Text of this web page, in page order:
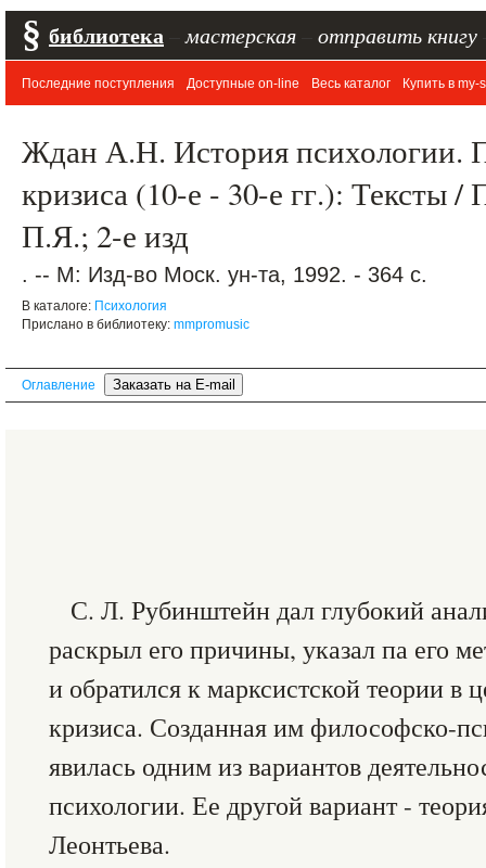
§ библиотека мастерская отправить книгу
Последние поступления Доступные on-line Весь каталог Купить в my-
Ждан А.Н. История психологии.
кризиса (10-е - 30-е гг.): Тексты /
П.Я.; 2-е изд
. -- М: Изд-во Моск. ун-та, 1992. - 364 с.
В каталоге: Психология
Прислано в библиотеку: mmpromusic
Оглавление
С. Л. Рубинштейн дал глубокий
раскрыл его причины, указал па его
и обратился к марксистской теории в
кризиса. Созданная им философско-
явилась одним из вариантов
психологии. Ее другой вариант -
Леонтьева.